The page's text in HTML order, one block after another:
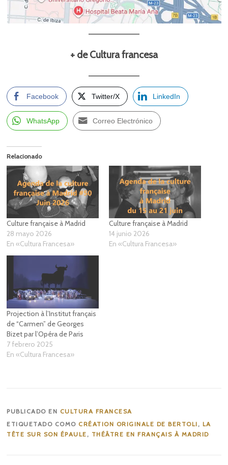
+ de Cultura francesa
Facebook Twitter/X LinkedIn
WhatsApp Correo Electrónico
Relacionado
Culture française à Madrid
28 mayo 2026
En «Cultura Francesa»
Culture française à Madrid
14 junio 2026
En «Cultura Francesa»
Projection à l’Institut français
de “Carmen” de Georges
Bizet par l’Opéra de Paris
7 febrero 2025
En «Cultura Francesa»
PUBLICADO EN CULTURA FRANCESA
ETIQUETADO COMO CRÉATION ORIGINALE DE BERTOLI , LA
TÊTE SUR SON ÉPAULE , THÉÂTRE EN FRANÇAIS À MADRID